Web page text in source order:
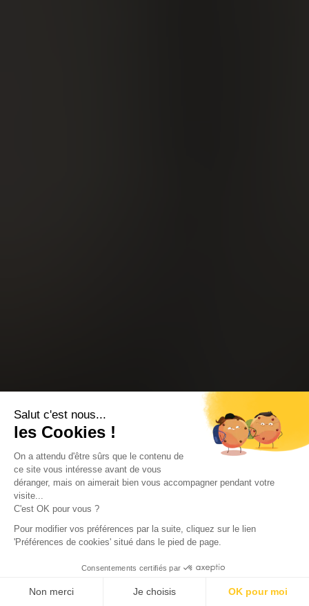
Salut c'est nous...
les Cookies !
On a attendu d'être sûrs que le contenu de
ce site vous intéresse avant de vous
déranger, mais on aimerait bien vous accompagner pendant votre
visite...
C'est OK pour vous ?
Pour modifier vos préférences par la suite, cliquez sur le lien
'Préférences de cookies' situé dans le pied de page.
Consentements certifiés par
Non merci Je choisis OK pour moi